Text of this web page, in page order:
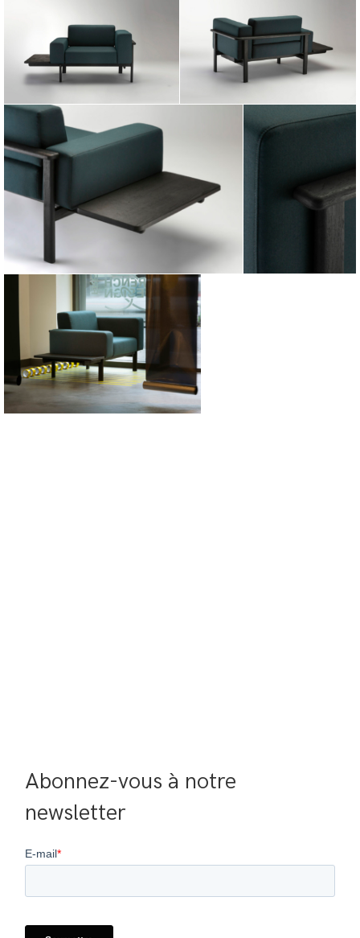
Abonnez-vous à notre
newsletter